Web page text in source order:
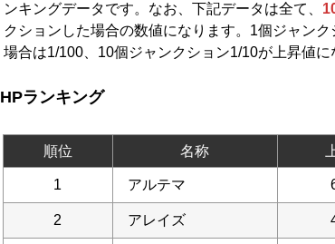
ンキングデータです。なお、下記データは全て、
クションした場合の数値になります。1個ジャンク
場合は1/100、10個ジャンクション1/10が上昇値に
HPランキング
順位 名称
1 アルテマ
2 アレイズ